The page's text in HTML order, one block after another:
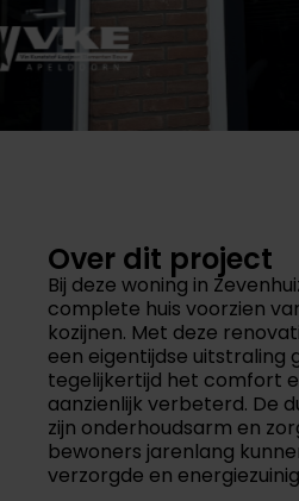
Over dit project
Bij deze woning in
complete huis voorzien
kozijnen. Met deze
een eigentijdse uitstraling
tegelijkertijd het comfort
aanzienlijk verbeterd. De
zijn onderhoudsarm en
bewoners jarenlang
verzorgde en